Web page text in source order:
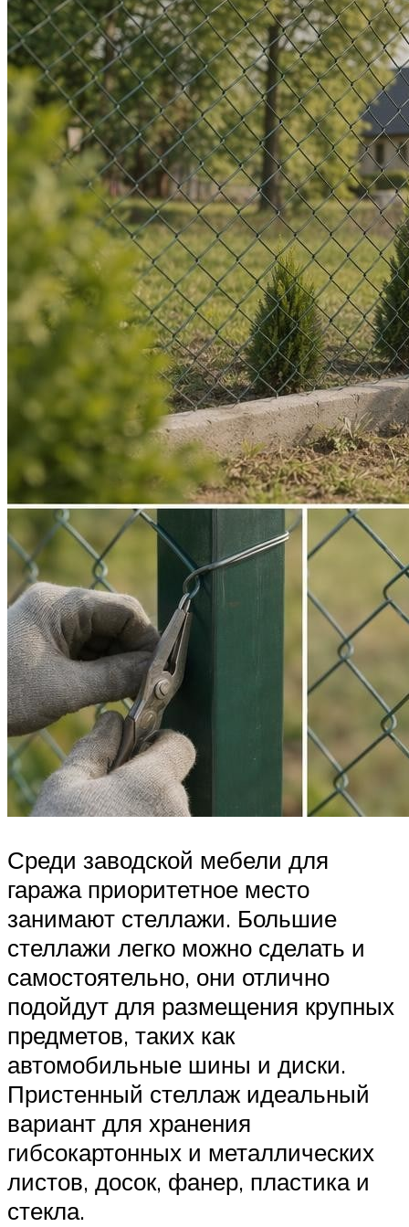
Среди заводской мебели для
гаража приоритетное место
занимают стеллажи. Большие
стеллажи легко можно сделать и
самостоятельно, они отлично
подойдут для размещения крупных
предметов, таких как
автомобильные шины и диски.
Пристенный стеллаж идеальный
вариант для хранения
гибсокартонных и металлических
листов, досок, фанер, пластика и
стекла.